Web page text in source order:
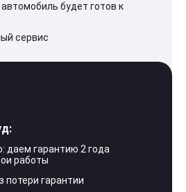
будет готов к
сервис
даем гарантию 2 года
работы
гарантии